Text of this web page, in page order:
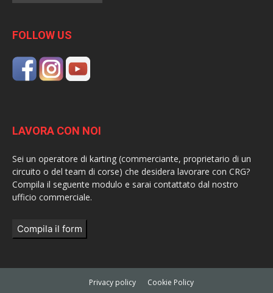
FOLLOW US
LAVORA CON NOI
Sei un operatore di karting (commerciante, proprietario di un
circuito o del team di corse) che desidera lavorare con CRG?
Compila il seguente modulo e sarai contattato dal nostro
ufficio commerciale.
Compila il form
Privacy policy Cookie Policy